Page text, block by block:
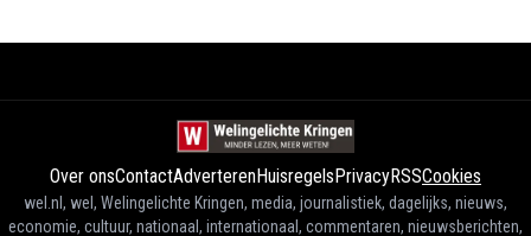
Over onsContactAdverterenHuisregelsPrivacyRSSCookies
wel.nl, wel, Welingelichte Kringen, media, journalistiek, dagelijks, nieuws,
economie, cultuur, nationaal, internationaal, commentaren, nieuwsberichten,